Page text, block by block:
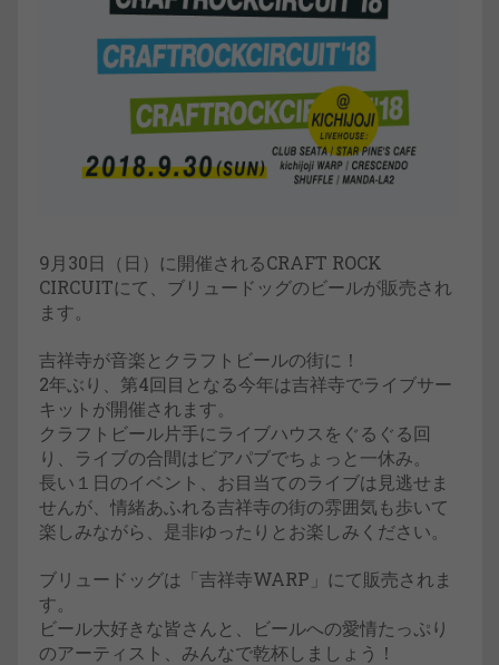
9月30日（日）に開催されるCRAFT ROCK
CIRCUITにて、ブリュードッグのビールが販売され
ます。
吉祥寺が音楽とクラフトビールの街に！
2年ぶり、第4回目となる今年は吉祥寺でライブサー
キットが開催されます。
クラフトビール片手にライブハウスをぐるぐる回
り、ライブの合間はビアパブでちょっと一休み。
長い１日のイベント、お目当てのライブは見逃せま
せんが、情緒あふれる吉祥寺の街の雰囲気も歩いて
楽しみながら、是非ゆったりとお楽しみください。
ブリュードッグは「吉祥寺WARP」にて販売されま
す。
ビール大好きな皆さんと、ビールへの愛情たっぷり
のアーティスト、みんなで乾杯しましょう！